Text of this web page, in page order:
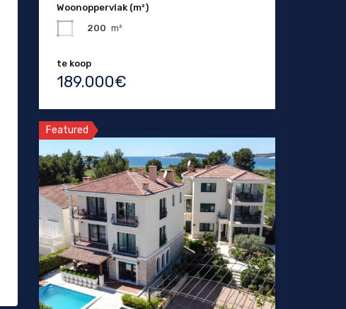
Woonoppervlak (m²)
200 m²
te koop
189.000€
Featured